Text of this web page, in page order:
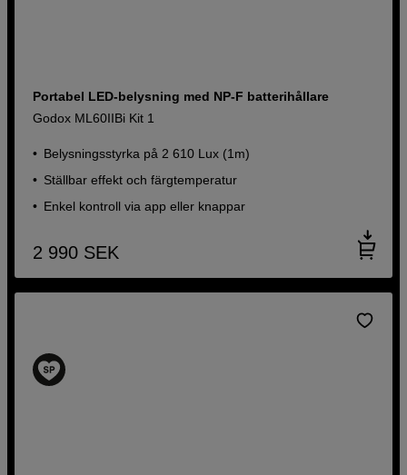
Portabel LED-belysning med NP-F batterihållare
Godox ML60IIBi Kit 1
Belysningsstyrka på 2 610 Lux (1m)
Ställbar effekt och färgtemperatur
Enkel kontroll via app eller knappar
2 990 SEK